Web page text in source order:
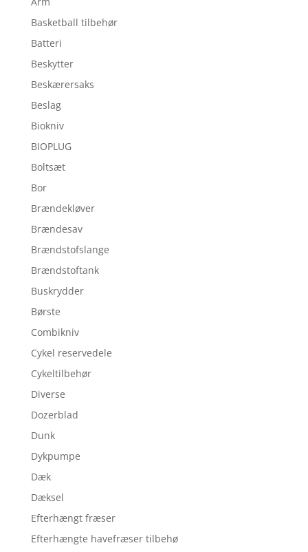
Basketball tilbehør
Batteri
Beskytter
Beskærersaks
Beslag
Biokniv
BIOPLUG
Boltsæt
Bor
Brændekløver
Brændesav
Brændstofslange
Brændstoftank
Buskrydder
Børste
Combikniv
Cykel reservedele
Cykeltilbehør
Diverse
Dozerblad
Dunk
Dykpumpe
Dæk
Dæksel
Efterhængt fræser
Efterhængte havefræser tilbehø